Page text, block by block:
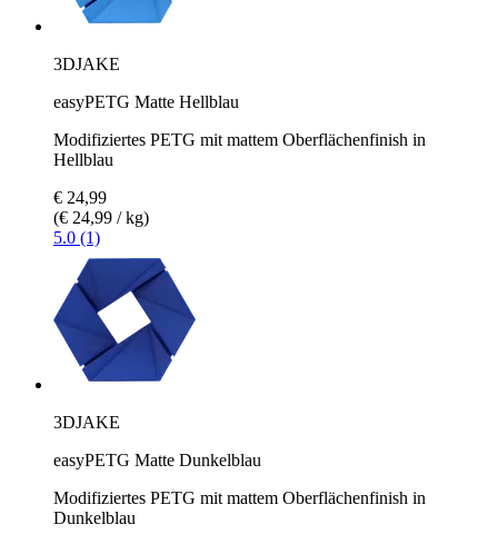
3DJAKE
easyPETG Matte Hellblau
Modifiziertes PETG mit mattem Oberflächenfinish in
Hellblau
€ 24,99
(€ 24,99 / kg)
5.0 (1)
3DJAKE
easyPETG Matte Dunkelblau
Modifiziertes PETG mit mattem Oberflächenfinish in
Dunkelblau